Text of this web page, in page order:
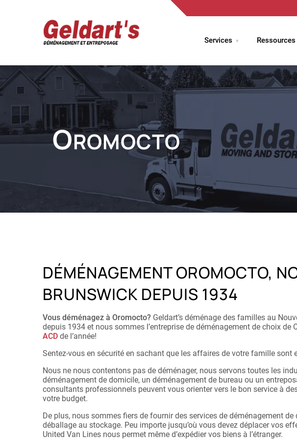
Services Ressources
OROMOCTO
DÉMÉNAGEMENT OROMOCTO,
BRUNSWICK DEPUIS 1934
Vous déménagez à Oromocto? Geldart’s déménage des familles au
depuis 1934 et nous sommes l’entreprise de déménagement de choix de
ACD de l’année!
Sentez-vous en sécurité en sachant que les affaires de votre famille sont
Nous ne nous contentons pas de déménager, nous servons toutes les
déménagement de domicile, un déménagement de bureau ou un
consultants professionnels peuvent vous orienter vers le bon service à
votre budget.
De plus, nous sommes fiers de fournir des services de déménagement de
déballage au stockage. Peu importe jusqu’où vous devez déplacer vos
United Van Lines nous permet même d’expédier vos biens à l’étranger.